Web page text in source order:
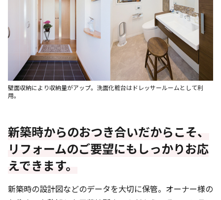
壁面収納により収納量がアップ。洗面化粧台はドレッサールームとして利
用。
新築時からのおつき合いだからこそ、
リフォームのご要望にもしっかりお応
えできます。
新築時の設計図などのデータを大切に保管。オーナー様の